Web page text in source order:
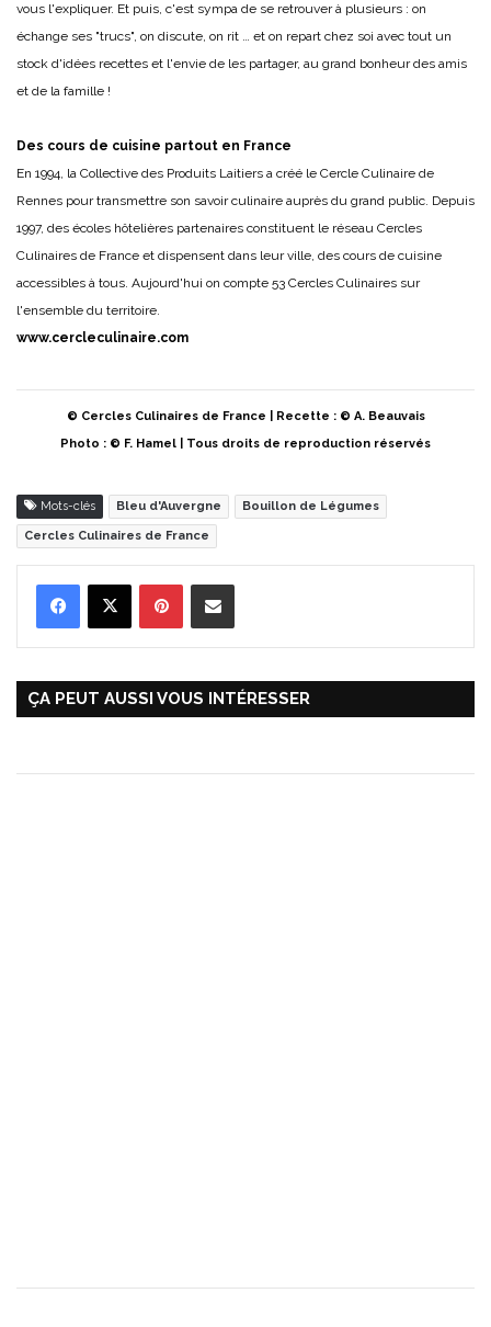
vous l'expliquer. Et puis, c'est sympa de se retrouver à plusieurs : on
échange ses "trucs", on discute, on rit … et on repart chez soi avec tout un
stock d'idées recettes et l'envie de les partager, au grand bonheur des amis
et de la famille !
Des cours de cuisine partout en France
En 1994, la Collective des Produits Laitiers a créé le Cercle Culinaire de
Rennes pour transmettre son savoir culinaire auprès du grand public. Depuis
1997, des écoles hôtelières partenaires constituent le réseau Cercles
Culinaires de France et dispensent dans leur ville, des cours de cuisine
accessibles à tous. Aujourd'hui on compte 53 Cercles Culinaires sur
l'ensemble du territoire.
www.cercleculinaire.com
© Cercles Culinaires de France | Recette : © A. Beauvais
Photo : © F. Hamel | Tous droits de reproduction réservés
Mots-clés Bleu d'Auvergne Bouillon de Légumes
Cercles Culinaires de France
ÇA PEUT AUSSI VOUS INTÉRESSER